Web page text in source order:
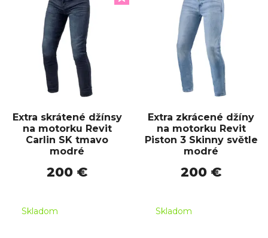
Extra skrátené džínsy
na motorku Revit
Carlin SK tmavo
modré
200 €
Skladom
Extra zkrácené džíny
na motorku Revit
Piston 3 Skinny světle
modré
200 €
Skladom